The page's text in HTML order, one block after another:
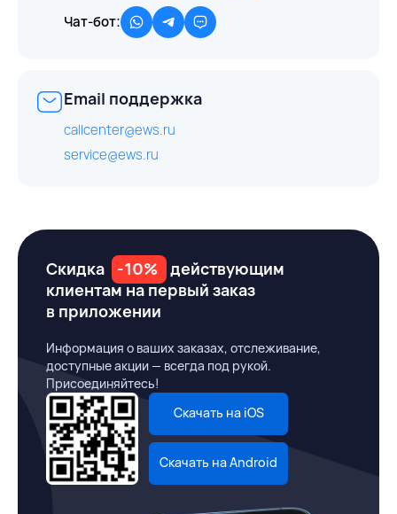
Чат-бот:
Email поддержка
callcenter@ews.ru
service@ews.ru
Скидка -10%
действующим
клиентам на первый заказ
в приложении
Информация о ваших заказах, отслеживание,
доступные акции — всегда под рукой.
Присоединяйтесь!
Скачать на iOS
Скачать на Android